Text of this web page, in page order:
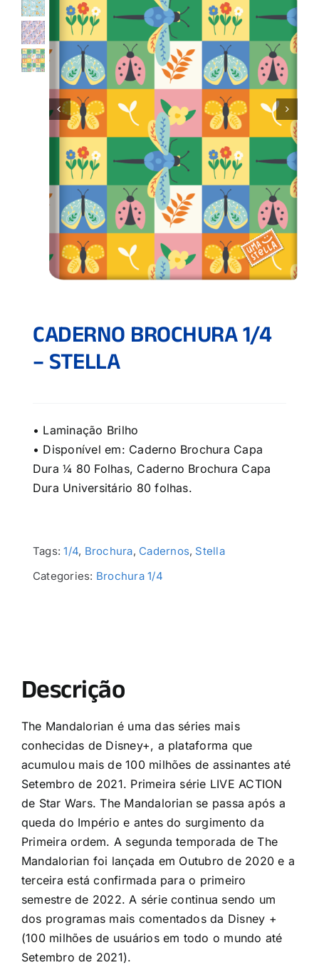
CADERNO BROCHURA 1/4
– STELLA
• Laminação Brilho
• Disponível em: Caderno Brochura Capa
Dura ¼ 80 Folhas, Caderno Brochura Capa
Dura Universitário 80 folhas.
Tags:1/4, Brochura, Cadernos, Stella
Categories: Brochura 1/4
Descrição
The Mandalorian é uma das séries mais
conhecidas de Disney+, a plataforma que
acumulou mais de 100 milhões de assinantes até
Setembro de 2021. Primeira série LIVE ACTION
de Star Wars. The Mandalorian se passa após a
queda do Império e antes do surgimento da
Primeira ordem. A segunda temporada de The
Mandalorian foi lançada em Outubro de 2020 e a
terceira está confirmada para o primeiro
semestre de 2022. A série continua sendo um
dos programas mais comentados da Disney +
(100 milhões de usuários em todo o mundo até
Setembro de 2021).